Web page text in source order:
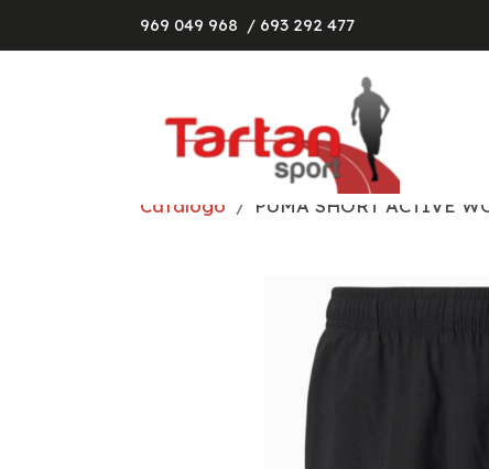
969 049 968 / 693 292 477
Catálogo PUMA SHORT ACTIVE